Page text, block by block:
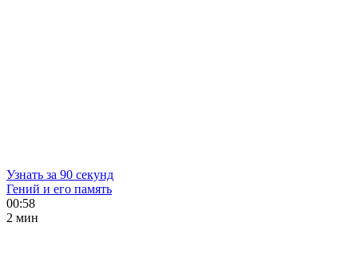
Узнать за 90 секунд
Гений и его память
00:58
2 мин